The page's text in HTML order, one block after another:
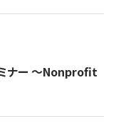
ナー 〜Nonprofit